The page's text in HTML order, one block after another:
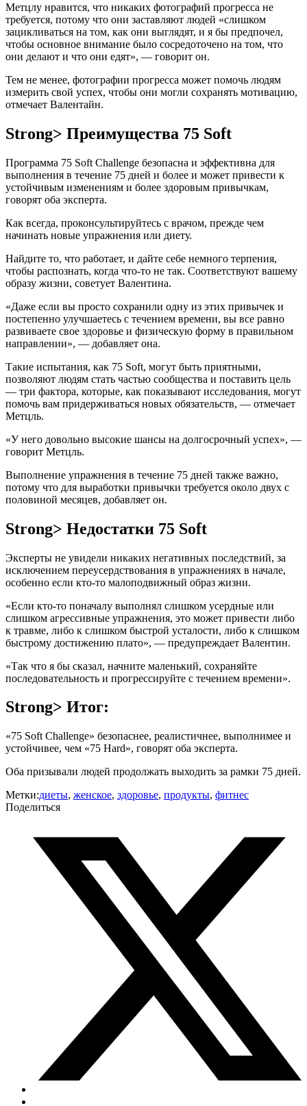
Метцлу нравится, что никаких фотографий прогресса не
требуется, потому что они заставляют людей «слишком
зацикливаться на том, как они выглядят, и я бы предпочел,
чтобы основное внимание было сосредоточено на том, что
они делают и что они едят», — говорит он.
Тем не менее, фотографии прогресса может помочь людям
измерить свой успех, чтобы они могли сохранять мотивацию,
отмечает Валентайн.
Strong> Преимущества 75 Soft
Программа 75 Soft Challenge безопасна и эффективна для
выполнения в течение 75 дней и более и может привести к
устойчивым изменениям и более здоровым привычкам,
говорят оба эксперта.
Как всегда, проконсультируйтесь с врачом, прежде чем
начинать новые упражнения или диету.
Найдите то, что работает, и дайте себе немного терпения,
чтобы распознать, когда что-то не так. Соответствуют вашему
образу жизни, советует Валентина.
«Даже если вы просто сохранили одну из этих привычек и
постепенно улучшаетесь с течением времени, вы все равно
развиваете свое здоровье и физическую форму в правильном
направлении», — добавляет она.
Такие испытания, как 75 Soft, могут быть приятными,
позволяют людям стать частью сообщества и поставить цель
— три фактора, которые, как показывают исследования, могут
помочь вам придерживаться новых обязательств, — отмечает
Метцль.
«У него довольно высокие шансы на долгосрочный успех», —
говорит Метцль.
Выполнение упражнения в течение 75 дней также важно,
потому что для выработки привычки требуется около двух с
половиной месяцев, добавляет он.
Strong> Недостатки 75 Soft
Эксперты не увидели никаких негативных последствий, за
исключением переусердствования в упражнениях в начале,
особенно если кто-то малоподвижный образ жизни.
«Если кто-то поначалу выполнял слишком усердные или
слишком агрессивные упражнения, это может привести либо
к травме, либо к слишком быстрой усталости, либо к слишком
быстрому достижению плато», — предупреждает Валентин.
«Так что я бы сказал, начните маленький, сохраняйте
последовательность и прогрессируйте с течением времени».
Strong> Итог:
«75 Soft Challenge» безопаснее, реалистичнее, выполнимее и
устойчивее, чем «75 Hard», говорят оба эксперта.
Оба призывали людей продолжать выходить за рамки 75 дней.
Метки:диеты, женское, здоровье, продукты, фитнес
Поделиться